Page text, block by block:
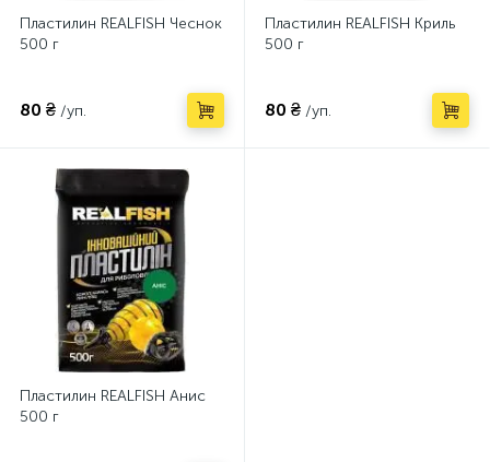
Пластилин REALFISH Чеснок
500 г
80 ₴ /уп.
Пластилин REALFISH Криль
500 г
80 ₴ /уп.
Пластилин REALFISH Анис
500 г